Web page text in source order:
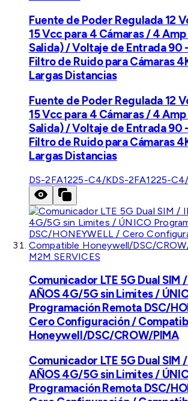
Fuente de Poder Regulada 12
15 Vcc para 4 Cámaras / 4 Amp
Salida) / Voltaje de Entrada 90
Filtro de Ruido para Cámaras
Largas Distancias
Fuente de Poder Regulada 12
15 Vcc para 4 Cámaras / 4 Amp
Salida) / Voltaje de Entrada 90
Filtro de Ruido para Cámaras
Largas Distancias
DS-2FA1225-C4/KDS-2FA1225-
M2M SERVICES
Comunicador LTE 5G Dual SIM
AÑOS 4G/5G sin Limites /
Programación Remota DSC/
Cero Configuración /
Honeywell/DSC/CROW/PIMA
Comunicador LTE 5G Dual SIM
AÑOS 4G/5G sin Limites /
Programación Remota DSC/